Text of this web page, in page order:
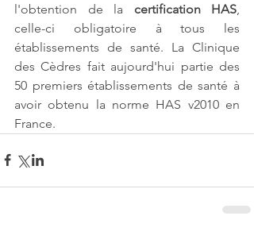
l'obtention de la certification HAS
celle-ci obligatoire à tous les
établissements de santé. La Clinique
des Cèdres fait aujourd'hui partie des
50 premiers établissements de santé à
avoir obtenu la norme HAS v2010 en
France.